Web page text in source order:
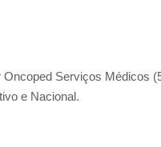
Oncoped Serviços Médicos
e Nacional.